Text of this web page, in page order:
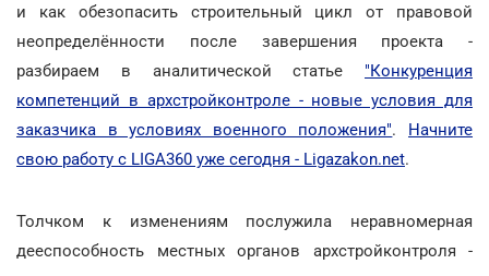
и как обезопасить строительный цикл от правовой
неопределённости после завершения проекта -
разбираем в аналитической статье "Конкуренция
компетенций в архстройконтроле - новые условия для
заказчика в условиях военного положения". Начните
свою работу с LIGA360 уже сегодня - Ligazakon.net.
Толчком к изменениям послужила неравномерная
дееспособность местных органов архстройконтроля -